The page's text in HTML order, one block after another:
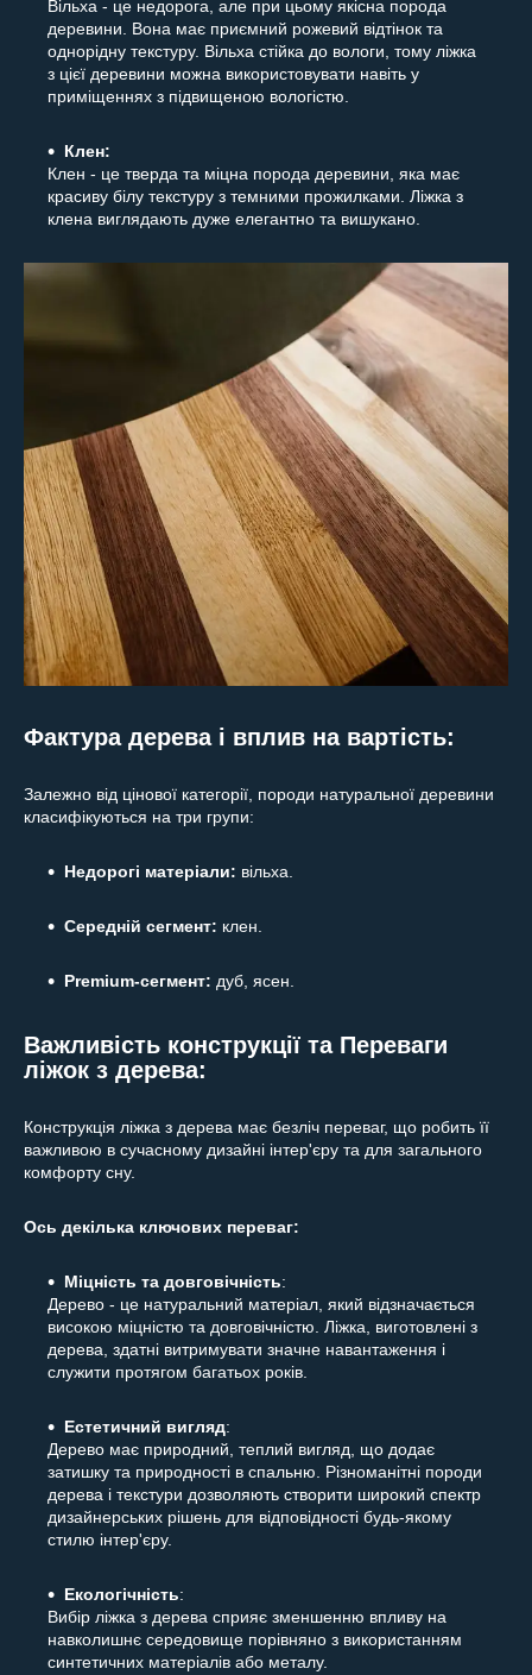
Вільха - це недорога, але при цьому якісна порода
деревини. Вона має приємний рожевий відтінок та
однорідну текстуру. Вільха стійка до вологи, тому ліжка
з цієї деревини можна використовувати навіть у
приміщеннях з підвищеною вологістю.
Клен:
Клен - це тверда та міцна порода деревини, яка має
красиву білу текстуру з темними прожилками. Ліжка з
клена виглядають дуже елегантно та вишукано.
Фактура дерева і вплив на вартість:
Залежно від цінової категорії, породи натуральної деревини
класифікуються на три групи:
Недорогі матеріали: вільха.
Середній сегмент: клен.
Premium-сегмент: дуб, ясен.
Важливість конструкції та Переваги
ліжок з дерева:
Конструкція ліжка з дерева має безліч переваг, що робить її
важливою в сучасному дизайні інтер'єру та для загального
комфорту сну.
Ось декілька ключових переваг:
Міцність та довговічність:
Дерево - це натуральний матеріал, який відзначається
високою міцністю та довговічністю. Ліжка, виготовлені з
дерева, здатні витримувати значне навантаження і
служити протягом багатьох років.
Естетичний вигляд:
Дерево має природний, теплий вигляд, що додає
затишку та природності в спальню. Різноманітні породи
дерева і текстури дозволяють створити широкий спектр
дизайнерських рішень для відповідності будь-якому
стилю інтер'єру.
Екологічність:
Вибір ліжка з дерева сприяє зменшенню впливу на
навколишнє середовище порівняно з використанням
синтетичних матеріалів або металу.